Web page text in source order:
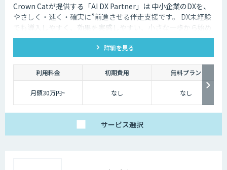
Crown Catが提供する「AI DX Partner」は 中小企業のDXを、
やさしく・速く・確実に”前進させる伴走支援です。 DX未経験
でも導入しやすく、効果を実感しやすい、小さな一歩から始め
るDX支援サービスです。 AI DX Partnerは、大手企業のDX支援
で培ったノウハウをベースに、 地方・中小企業のための“現実
的なDX”を設計・実装・運用まで一貫して支援いたします。 私
たちは、コンサル×開発×AIの力で、現場に寄り添った 『ちょ
うどいいDX』を実現します。
詳細を見る
利用料金 初期費用 無料プラン
月額30万円~ なし なし
サービス選択